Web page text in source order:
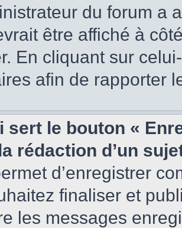
du forum a
être affiché à
En cliquant sur
afin de rapporter
sert le bouton «
rédaction d’un
d’enregistrer
finaliser et
les messages